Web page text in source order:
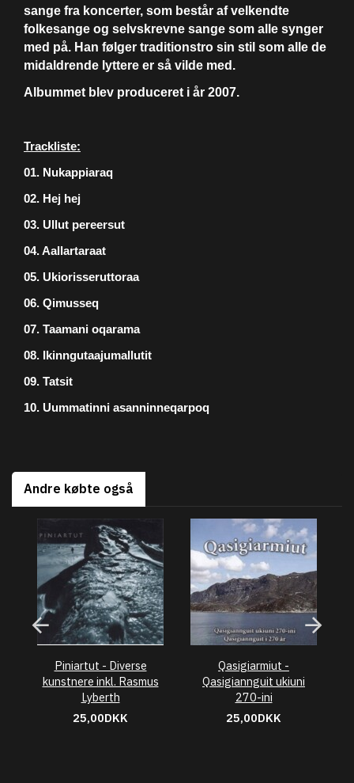
sange fra koncerter, som består af velkendte
folkesange og selvskrevne sange som alle synger
med på. Han følger traditionstro sin stil som alle de
midaldrende lyttere er så vilde med.
Albummet blev produceret i år 2007.
Trackliste:
01. Nukappiaraq
02. Hej hej
03. Ullut pereersut
04. Aallartaraat
05. Ukiorisseruttoraa
06. Qimusseq
07. Taamani oqarama
08. Ikinngutaajumallutit
09. Tatsit
10. Uummatinni asanninneqarpoq
Andre købte også
Piniartut - Diverse
kunstnere inkl. Rasmus
Lyberth
25,00DKK
Qasigiarmiut -
Qasigiannguit ukiuni
270-ini
25,00DKK